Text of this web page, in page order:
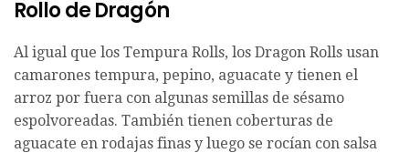
Rollo de Dragón
Al igual que los Tempura Rolls, los Dragon Rolls usan
camarones tempura, pepino, aguacate y tienen el
arroz por fuera con algunas semillas de sésamo
espolvoreadas. También tienen coberturas de
aguacate en rodajas finas y luego se rocían con salsa